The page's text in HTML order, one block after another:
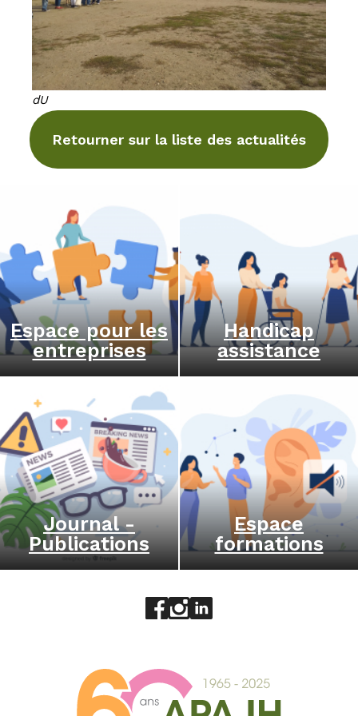
dU
Retourner sur la liste des actualités
Espace pour les
entreprises
Handicap
assistance
Journal -
Publications
Espace
formations
Aller sur le réseau social
Aller sur le réseau social
Aller sur le réseau